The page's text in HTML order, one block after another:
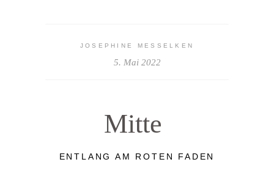
JOSEPHINE MESSELKEN
5. Mai 2022
Mitte
ENTLANG AM ROTEN FADEN